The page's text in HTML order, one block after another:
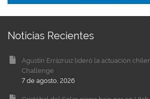
Noticias Recientes
Agustín Errázruiz lideró la actuación
Challenge
7 de agosto, 2026